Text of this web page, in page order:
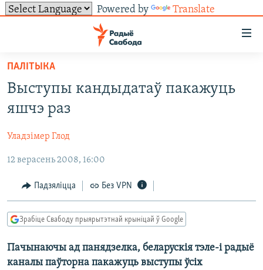
Powered by Translate
ўнівэрсальнага
доступу
Перайсьці
да
галоўнага
Перайсьці
да
навігацыі
Перайсьці
да
пошуку
УСЕ НАВІНЫ
ЛЮДЗІ
ПАЛІТЫКА
ЭКАНОМІКА
БЕЛАРУСЫ НА ВАЙНЕ
ПАЛІТВЯЗЬНІ
ТОЛЬКІ НА СВАБОДЗЕ
БЛОГІ
ГІСТОРЫЯ НА СВАБОДЗЕ
ПАДКАСТЫ
АЎДЫЁКНІГІ
PREMIUM
АБЫСЬЦІ БЛЯКАВАНЬНЕ
ПАДЗЯЛІЦЦА ІНФАРМАЦЫЯЙ
ПАДПІСАЦЦА
RSS
ПАДКАСТЫ
TWITTER
Усе сайты РС/РСЭ
ПАЛІТЫКА
Выступы кандыдатаў пакажуць
яшчэ раз
Уладзімер Глод
12 верасень 2008, 16:00
Падзяліцца Без VPN
Зрабіце Свабоду прыярытэтнай крыніцай ў Google
Пачынаючы ад панядзелка, беларускія тэле-і радыё
каналы паўторна пакажуць выступы ўсіх